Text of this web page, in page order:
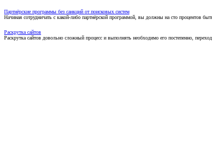
Партнёрские программы без санкций от поисковых систем
Начиная сотрудничать с какой-либо партнёрской программой, вы должны на сто процентов
Раскрутка сайтов
Раскрутка сайтов довольно сложный процесс и выполнять необходимо его постепенно,